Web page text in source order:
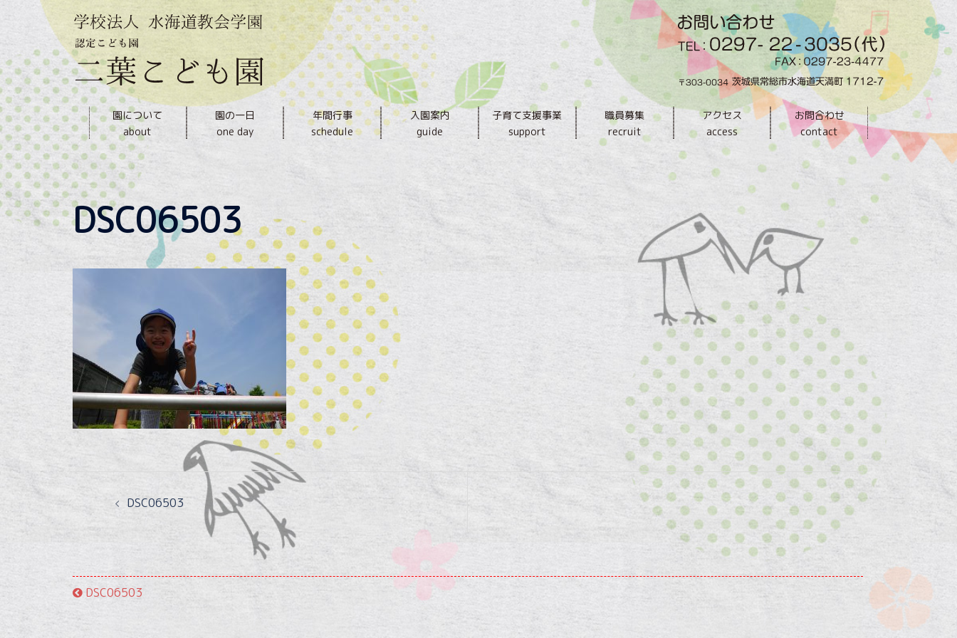
内
ス
キ
ッ
プ
園について
about
園の一日
one day
年間行事
schedule
入園案内
guide
子育て支援事業
support
職員募集
recruit
アクセス
access
お問合わせ
contact
DSC06503
投
稿
ビ
ゲ
DSC06503
DSC06503